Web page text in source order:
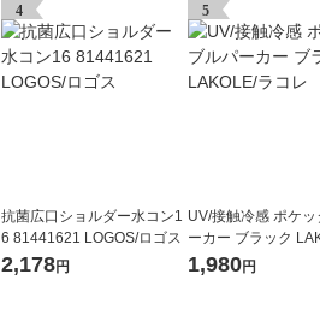
4
抗菌広口ショルダー水コン1
6 81441621 LOGOS/ロゴス
2,178円
5
UV/接触冷感 ポケ
ーカー ブラック
コレ
1,980円